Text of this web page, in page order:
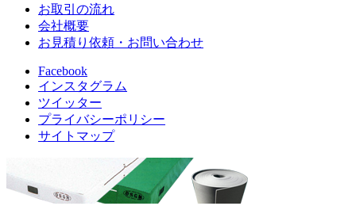
お取引の流れ
会社概要
お見積り依頼・お問い合わせ
Facebook
インスタグラム
ツイッター
プライバシーポリシー
サイトマップ